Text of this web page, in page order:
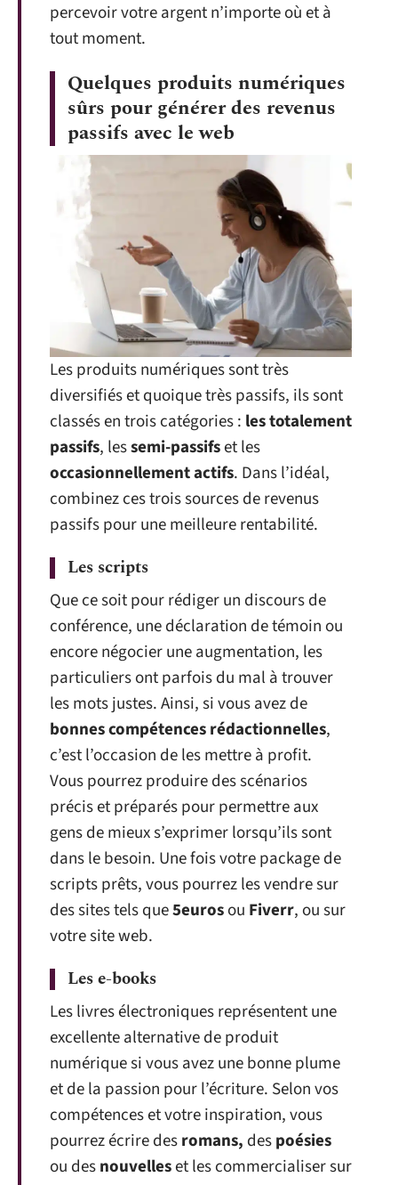
percevoir votre argent n’importe où et à
tout moment.
Quelques produits numériques
sûrs pour générer des revenus
passifs avec le web
Les produits numériques sont très
diversifiés et quoique très passifs, ils sont
classés en trois catégories : les totalement
passifs, lessemi-passifset les
occasionnellement actifs. Dans l’idéal,
combinez ces trois sources de revenus
passifs pour une meilleure rentabilité.
Les scripts
Que ce soit pour rédiger un discours de
conférence, une déclaration de témoin ou
encore négocier une augmentation, les
particuliers ont parfois du mal à trouver
les mots justes. Ainsi, si vous avez de
bonnes compétences rédactionnelles,
c’est l’occasion de les mettre à profit.
Vous pourrez produire des scénarios
précis et préparés pour permettre aux
gens de mieux s’exprimer lorsqu’ils sont
dans le besoin. Une fois votre package de
scripts prêts, vous pourrez les vendre sur
des sites tels que5eurosou Fiverr, ou sur
votre site web.
Les e-books
Les livres électroniques représentent une
excellente alternative de produit
numérique si vous avez une bonne plume
et de la passion pour l’écriture. Selon vos
compétences et votre inspiration, vous
pourrez écrire desromans, despoésies
ou desnouvelleset les commercialiser sur